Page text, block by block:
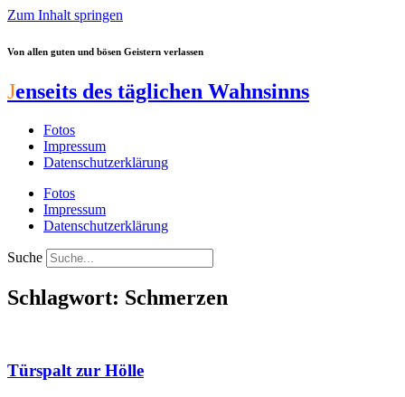
Zum Inhalt springen
Von allen guten und bösen Geistern verlassen
Jenseits des täglichen Wahnsinns
Fotos
Impressum
Datenschutzerklärung
Fotos
Impressum
Datenschutzerklärung
Suche
Schlagwort: Schmerzen
Türspalt zur Hölle